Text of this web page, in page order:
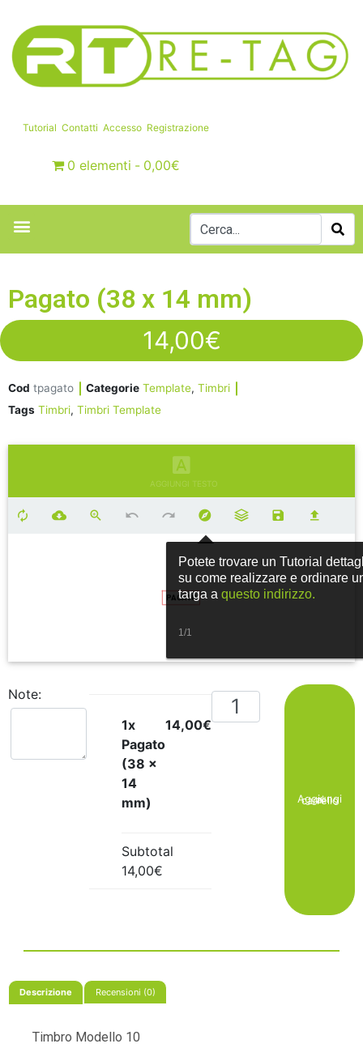
Tutorial Contatti Accesso Registrazione
0 elementi 0,00€
Pagato (38 x 14 mm)
14,00€
Cod tpagato Categorie Template, Timbri
Tags Timbri, Timbri Template
AGGIUNGI TESTO
Note:
1x
Pagato
(38 x
14
mm)
14,00€
Subtotal
14,00€
Aggiungi al carrello
Descrizione Recensioni (0)
Timbro Modello 10
Potete trovare un Tutorial
su come realizzare e ordinare
targa a questo indirizzo.
1/1